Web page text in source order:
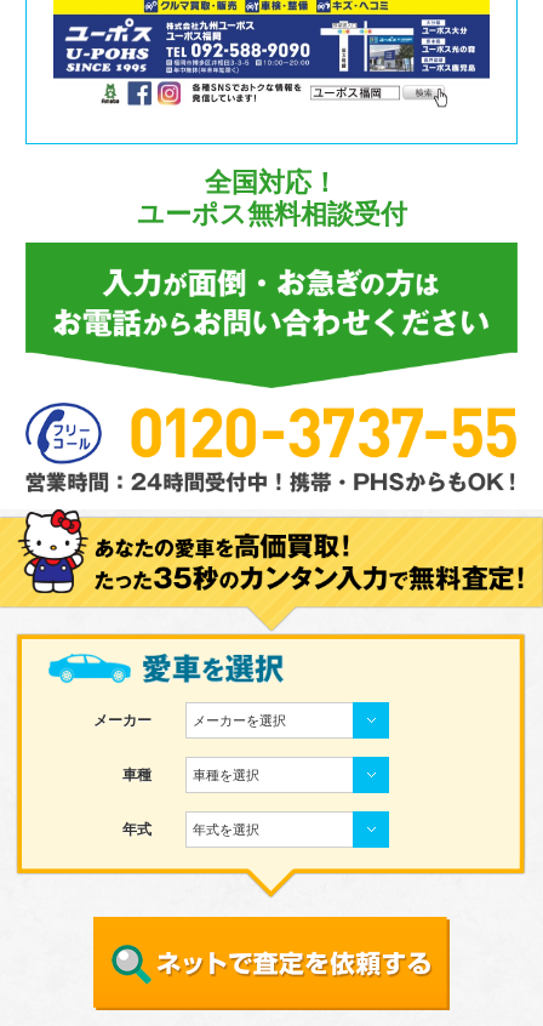
全国対応！
ユーポス無料相談受付
メーカー メーカーを選択
車種 車種を選択
年式 年式を選択